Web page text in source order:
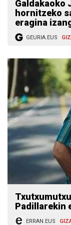
Galdakaoko
hornitzeko
eragina
GEURIA.EUS
Padillarekin
ERRAN.EUS